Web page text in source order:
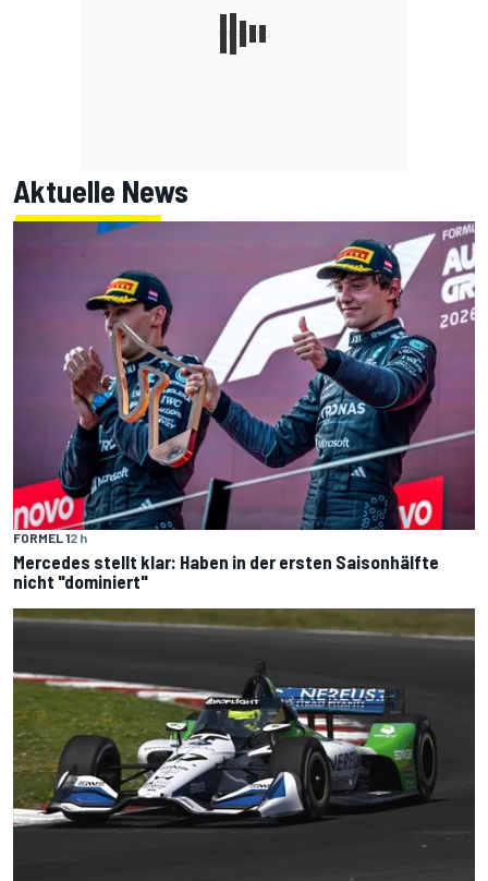
Aktuelle News
FORMEL 12 h
Mercedes stellt klar: Haben in der ersten Saisonhälfte
nicht "dominiert"